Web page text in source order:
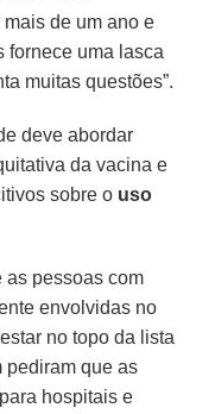
mais de um ano e
fornece uma lasca
muitas questões”.
deve abordar
da vacina e
sobre o uso
as pessoas com
envolvidas no
no topo da lista
pediram que as
hospitais e